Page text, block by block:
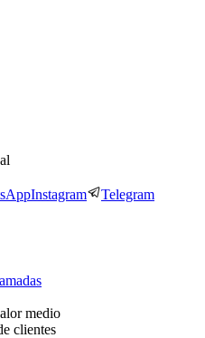
Instagram Telegram
medio
clientes